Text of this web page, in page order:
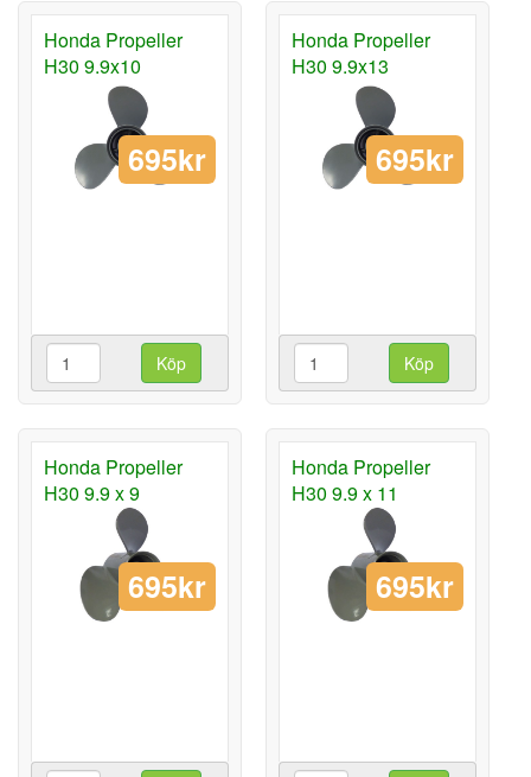
Honda Propeller
H30 9.9x10
695kr
Köp
Honda Propeller
H30 9.9x13
695kr
Köp
Honda Propeller
H30 9.9 x 9
695kr
Honda Propeller
H30 9.9 x 11
695kr